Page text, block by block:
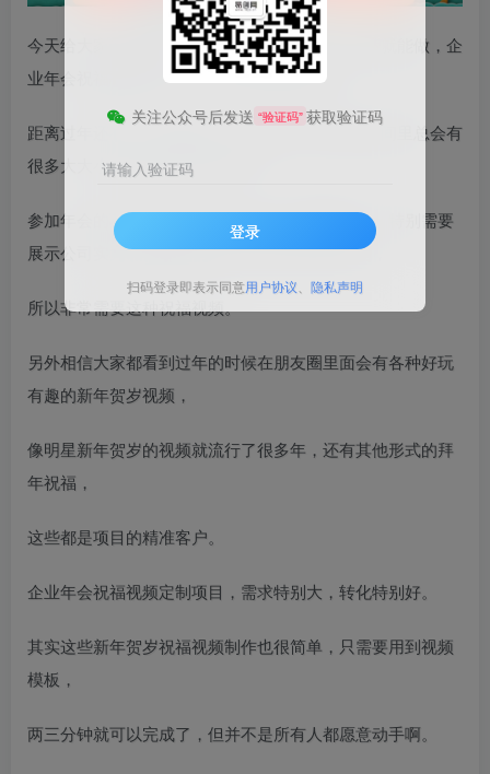
今天给大家带来的项目是《1月新风口项目，有嘴就能做，企
业年会祝福视频定制，单日轻松收益20000+》
距离过年还有1个月的时间，在临近过年的这段时间里总会有
很多大大小小的企业公司办年会，
参加年会的不仅有自己的员工还有一些重要客户，特别需要
展示公司实力和体现他们对员工和对客户的关切，
所以非常需要这种祝福视频。
另外相信大家都看到过年的时候在朋友圈里面会有各种好玩
有趣的新年贺岁视频，
像明星新年贺岁的视频就流行了很多年，还有其他形式的拜
年祝福，
这些都是项目的精准客户。
企业年会祝福视频定制项目，需求特别大，转化特别好。
其实这些新年贺岁祝福视频制作也很简单，只需要用到视频
模板，
两三分钟就可以完成了，但并不是所有人都愿意动手啊。
关注公众号后发送 “验证码” 获取验证码
请输入验证码
登录
扫码登录即表示同意用户协议、 隐私声明